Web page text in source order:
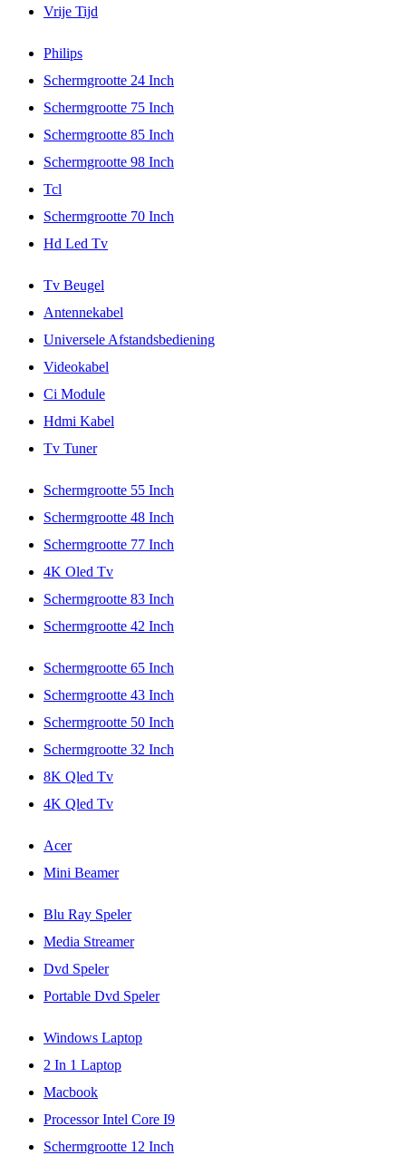
Vrije Tijd
Philips
Schermgrootte 24 Inch
Schermgrootte 75 Inch
Schermgrootte 85 Inch
Schermgrootte 98 Inch
Tcl
Schermgrootte 70 Inch
Hd Led Tv
Tv Beugel
Antennekabel
Universele Afstandsbediening
Videokabel
Ci Module
Hdmi Kabel
Tv Tuner
Schermgrootte 55 Inch
Schermgrootte 48 Inch
Schermgrootte 77 Inch
4K Oled Tv
Schermgrootte 83 Inch
Schermgrootte 42 Inch
Schermgrootte 65 Inch
Schermgrootte 43 Inch
Schermgrootte 50 Inch
Schermgrootte 32 Inch
8K Qled Tv
4K Qled Tv
Acer
Mini Beamer
Blu Ray Speler
Media Streamer
Dvd Speler
Portable Dvd Speler
Windows Laptop
2 In 1 Laptop
Macbook
Processor Intel Core I9
Schermgrootte 12 Inch